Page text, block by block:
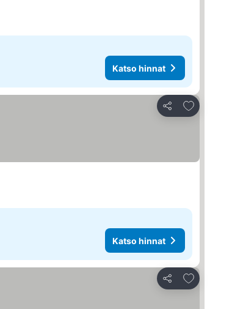
Katso hinnat
Jaa
Lisää
Katso hinnat
Jaa
Lisää